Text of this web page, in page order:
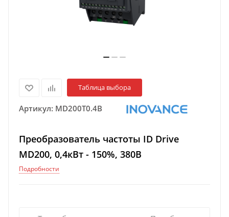
Таблица выбора
Артикул: MD200T0.4B
Преобразователь частоты ID Drive
MD200, 0,4кВт - 150%, 380В
Подробности